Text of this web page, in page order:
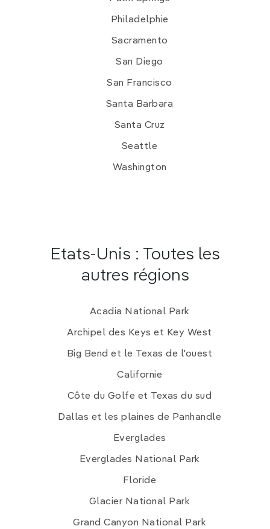
Philadelphie
Sacramento
San Diego
San Francisco
Santa Barbara
Santa Cruz
Seattle
Washington
Etats-Unis : Toutes les
autres régions
Acadia National Park
Archipel des Keys et Key West
Big Bend et le Texas de l'ouest
Californie
Côte du Golfe et Texas du sud
Dallas et les plaines de Panhandle
Everglades
Everglades National Park
Floride
Glacier National Park
Grand Canyon National Park